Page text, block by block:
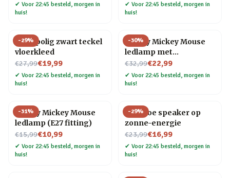
✔ Voor 22:45 besteld, morgen in
huis!
✔ Voor 22:45 besteld, morgen in
huis!
-29%
Hoogpolig zwart teckel
vloerkleed
€27,99
Nu voor€19,99
✔ Voor 22:45 besteld, morgen in
huis!
-30%
Disney Mickey Mouse
ledlamp met
keramische voet
€32,99
Nu voor€22,99
✔ Voor 22:45 besteld, morgen in
huis!
-31%
Disney Mickey Mouse
ledlamp (E27 fitting)
€15,99
Nu voor€10,99
✔ Voor 22:45 besteld, morgen in
huis!
-29%
Bamboe speaker op
zonne-energie
€23,99
Nu voor€16,99
✔ Voor 22:45 besteld, morgen in
huis!